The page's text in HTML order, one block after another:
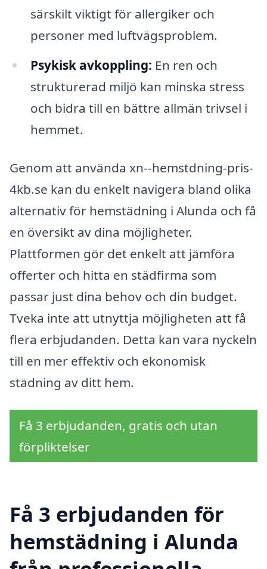
särskilt viktigt för allergiker och
personer med luftvägsproblem.
Psykisk avkoppling: En ren och
strukturerad miljö kan minska stress
och bidra till en bättre allmän trivsel i
hemmet.
Genom att använda xn--hemstdning-pris-
4kb.se kan du enkelt navigera bland olika
alternativ för hemstädning i Alunda och få
en översikt av dina möjligheter.
Plattformen gör det enkelt att jämföra
offerter och hitta en städfirma som
passar just dina behov och din budget.
Tveka inte att utnyttja möjligheten att få
flera erbjudanden. Detta kan vara nyckeln
till en mer effektiv och ekonomisk
städning av ditt hem.
Få 3 erbjudanden, gratis och utan
förpliktelser
Få 3 erbjudanden för
hemstädning i Alunda